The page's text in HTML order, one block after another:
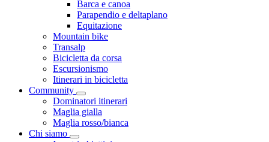
Barca e canoa
Parapendio e deltaplano
Equitazione
Mountain bike
Transalp
Bicicletta da corsa
Escursionismo
Itinerari in bicicletta
Community
Dominatori itinerari
Maglia gialla
Maglia rosso/bianca
Chi siamo